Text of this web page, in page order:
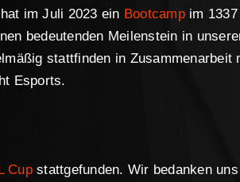
im Juli 2023 ein Bootcampim 1337
bedeutenden Meilenstein in
stattfinden in Zusammenarbeit
Esports.
Cupstattgefunden. Wir bedanken